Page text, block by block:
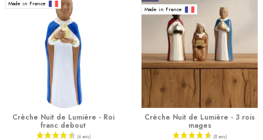
Made in France
Crèche Nuit de Lumière - Roi
franc debout
Made in France
Crèche Nuit de Lumière - 3 rois
mages